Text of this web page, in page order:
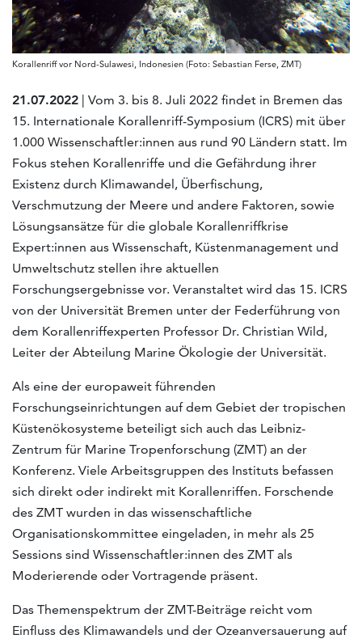
Korallenriff vor Nord-Sulawesi, Indonesien (Foto: Sebastian Ferse, ZMT)
21.07.2022 | Vom 3. bis 8. Juli 2022 findet in Bremen das
15. Internationale Korallenriff-Symposium (ICRS) mit über
1.000 Wissenschaftler:innen aus rund 90 Ländern statt. Im
Fokus stehen Korallenriffe und die Gefährdung ihrer
Existenz durch Klimawandel, Überfischung,
Verschmutzung der Meere und andere Faktoren, sowie
Lösungsansätze für die globale Korallenriffkrise
Expert:innen aus Wissenschaft, Küstenmanagement und
Umweltschutz stellen ihre aktuellen
Forschungsergebnisse vor. Veranstaltet wird das 15. ICRS
von der Universität Bremen unter der Federführung von
dem Korallenriffexperten Professor Dr. Christian Wild,
Leiter der Abteilung Marine Ökologie der Universität.
Als eine der europaweit führenden
Forschungseinrichtungen auf dem Gebiet der tropischen
Küstenökosysteme beteiligt sich auch das Leibniz-
Zentrum für Marine Tropenforschung (ZMT) an der
Konferenz. Viele Arbeitsgruppen des Instituts befassen
sich direkt oder indirekt mit Korallenriffen. Forschende
des ZMT wurden in das wissenschaftliche
Organisationskommittee eingeladen, in mehr als 25
Sessions sind Wissenschaftler:innen des ZMT als
Moderierende oder Vortragende präsent.
Das Themenspektrum der ZMT-Beiträge reicht vom
Einfluss des Klimawandels und der Ozeanversauerung auf